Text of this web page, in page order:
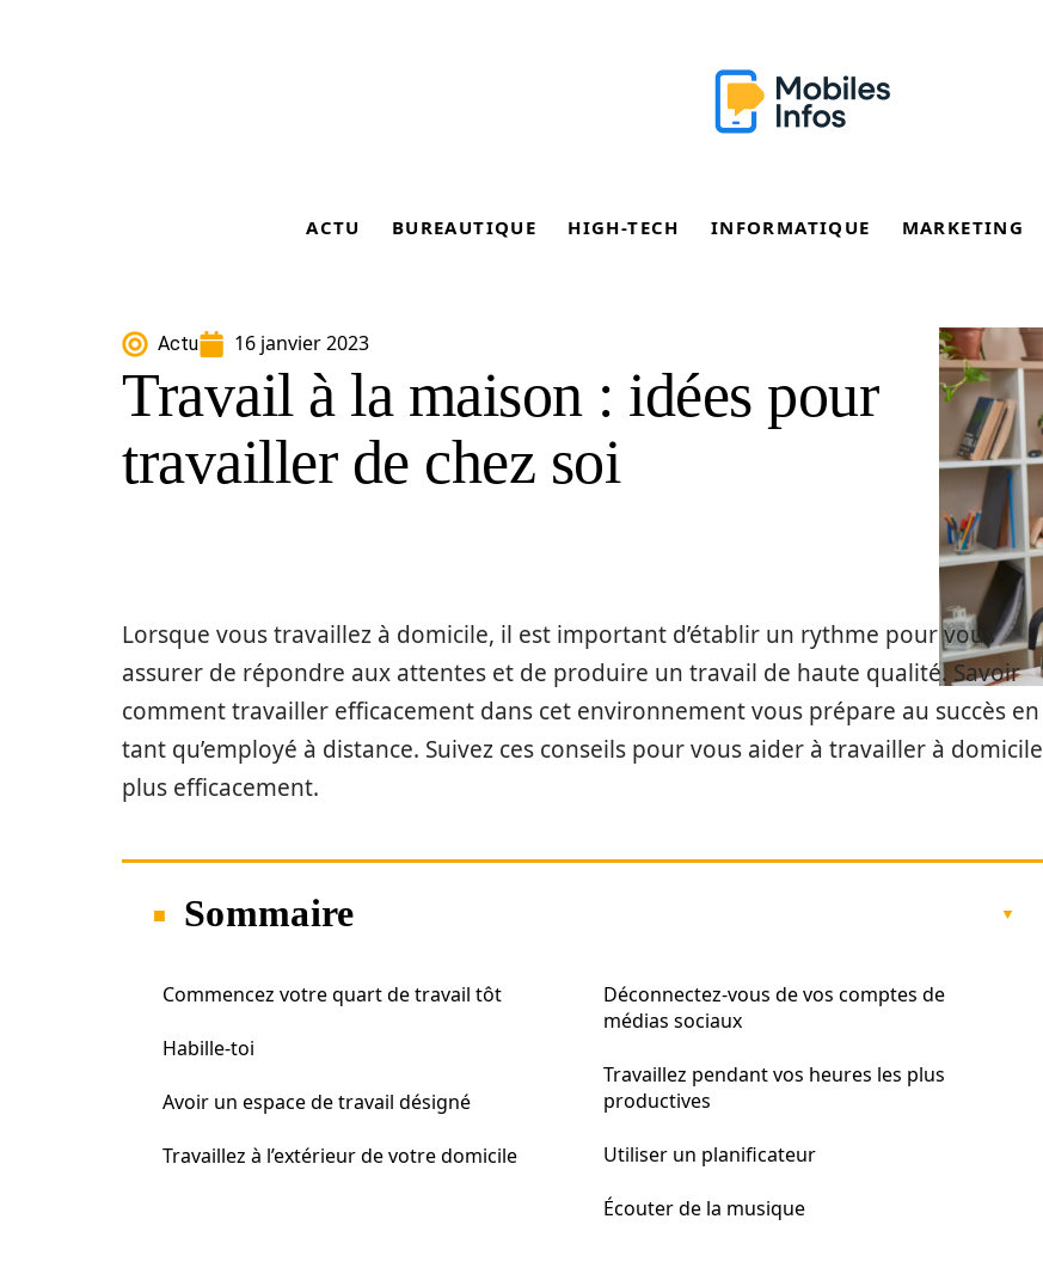
ACTU BUREAUTIQUE HIGH-TECH INFORMATIQUE MARKETING
Actu 16 janvier 2023
Travail à la maison : idées pour
travailler de chez soi
Lorsque vous travaillez à domicile, il est important d’établir un rythme pour vous
assurer de répondre aux attentes et de produire un travail de haute qualité. Savoir
comment travailler efficacement dans cet environnement vous prépare au succès en
tant qu’employé à distance. Suivez ces conseils pour vous aider à travailler à domicile
plus efficacement.
Sommaire
Commencez votre quart de travail tôt
Habille-toi
Avoir un espace de travail désigné
Travaillez à l’extérieur de votre domicile
Déconnectez-vous de vos comptes de
médias sociaux
Travaillez pendant vos heures les plus
productives
Utiliser un planificateur
Écouter de la musique